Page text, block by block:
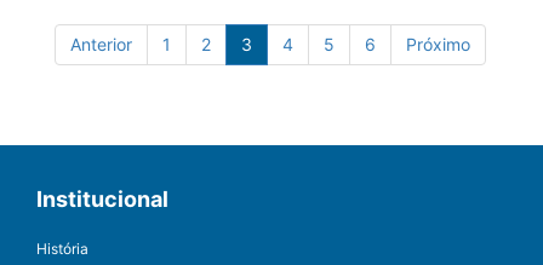
Anterior 1 2 3 4 5 6 Próximo
Institucional
História